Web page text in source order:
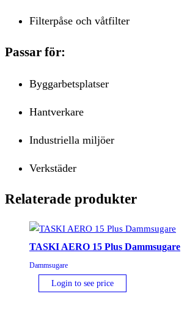
Filterpåse och våtfilter
Passar för:
Byggarbetsplatser
Hantverkare
Industriella miljöer
Verkstäder
Relaterade produkter
TASKI AERO 15 Plus Dammsugare
Dammsugare
Login to see price